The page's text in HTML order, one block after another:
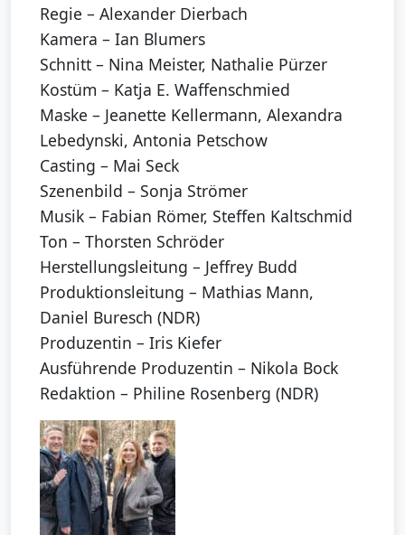
Regie – Alexander Dierbach
Kamera – Ian Blumers
Schnitt – Nina Meister, Nathalie Pürzer
Kostüm – Katja E. Waffenschmied
Maske – Jeanette Kellermann, Alexandra
Lebedynski, Antonia Petschow
Casting – Mai Seck
Szenenbild – Sonja Strömer
Musik – Fabian Römer, Steffen Kaltschmid
Ton – Thorsten Schröder
Herstellungsleitung – Jeffrey Budd
Produktionsleitung – Mathias Mann,
Daniel Buresch (NDR)
Produzentin – Iris Kiefer
Ausführende Produzentin – Nikola Bock
Redaktion – Philine Rosenberg (NDR)